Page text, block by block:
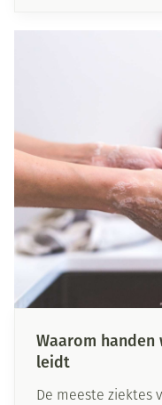
hier enkele tips
Waarom
leidt
De meeste ziektes